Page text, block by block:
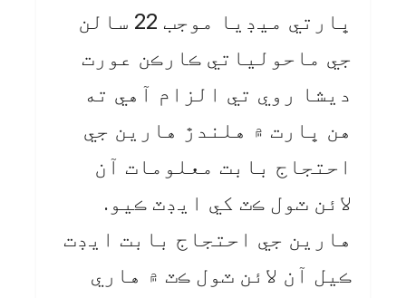
ڀارتي ميڊيا موجب 22 سالن
جي ماحولياتي ڪارڪن عورت
ديشا روي تي الزام آهي ته
هن ڀارت ۾ هلندڙ هارين جي
احتجاج بابت معلومات آن
لائن ٽول ڪٽ کي ايڊٽ ڪيو.
هارين جي احتجاج بابت ايڊت
ڪيل آن لائن ٽول ڪٽ ۾ هاري